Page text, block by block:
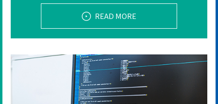
READ MORE